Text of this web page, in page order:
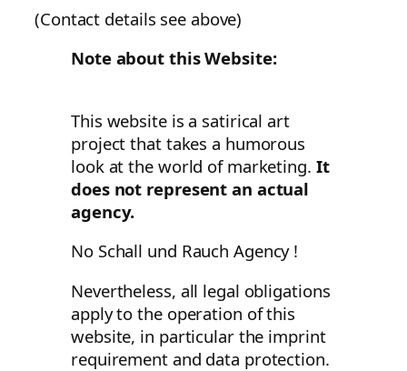
(Contact details see above)
Note about this Website:
This website is a satirical art
project that takes a humorous
look at the world of marketing. It
does not represent an actual
agency.
No Schall und Rauch Agency !
Nevertheless, all legal obligations
apply to the operation of this
website, in particular the imprint
requirement and data protection.